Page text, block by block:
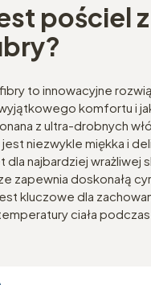
pościel z
to innowacyjne
komfortu i
z ultra-drobnych
niezwykle miękka i
dla najbardziej wrażliwej
zapewnia doskonałą
kluczowe dla
ciała podczas